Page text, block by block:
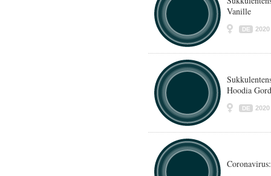
Vanille
DE 2020
Hoodia
DE 2020